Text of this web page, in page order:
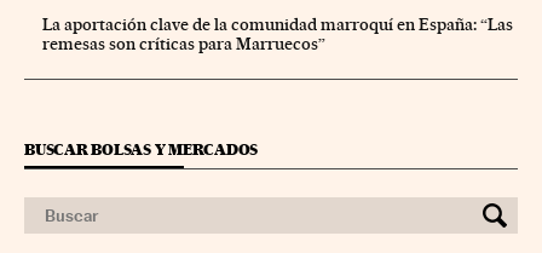
La aportación clave de la comunidad marroquí en España: “Las
remesas son críticas para Marruecos”
BUSCAR BOLSAS Y MERCADOS